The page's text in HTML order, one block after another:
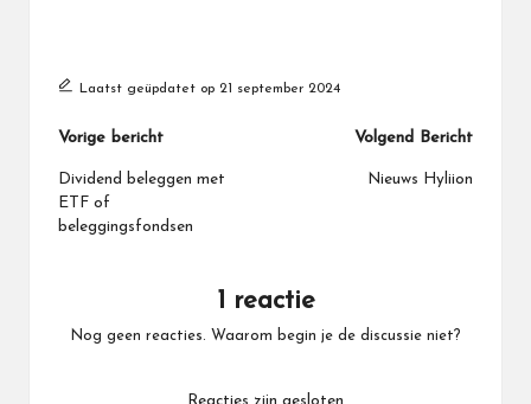
Laatst geüpdatet op 21 september 2024
Bericht
navigatie
Vorige bericht
Dividend beleggen met
ETF of
beleggingsfondsen
Volgend Bericht
Nieuws Hyliion
1 reactie
Nog geen reacties. Waarom begin je de discussie niet?